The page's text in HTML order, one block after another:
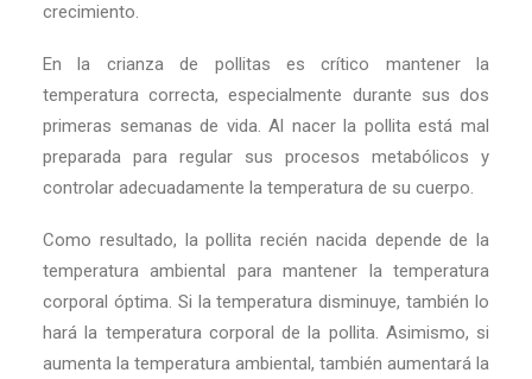
crecimiento.
En la crianza de pollitas es crítico mantener la
temperatura correcta, especialmente durante sus dos
primeras semanas de vida. Al nacer la pollita está mal
preparada para regular sus procesos metabólicos y
controlar adecuadamente la temperatura de su cuerpo.
Como resultado, la pollita recién nacida depende de la
temperatura ambiental para mantener la temperatura
corporal óptima. Si la temperatura disminuye, también lo
hará la temperatura corporal de la pollita. Asimismo, si
aumenta la temperatura ambiental, también aumentará la